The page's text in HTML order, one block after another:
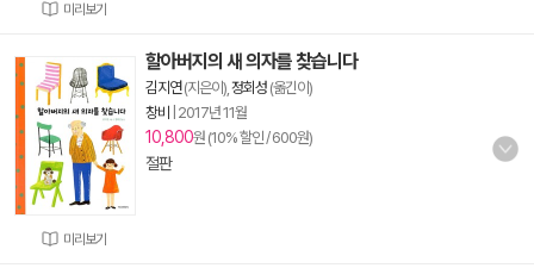
미리보기
미리보기
할아버지의 새 의자를 찾습니다
김지연(지은이), 정회성 (옮긴이)
창비
2017년 11월
10,800원 (10% 할인 / 600원)
절판